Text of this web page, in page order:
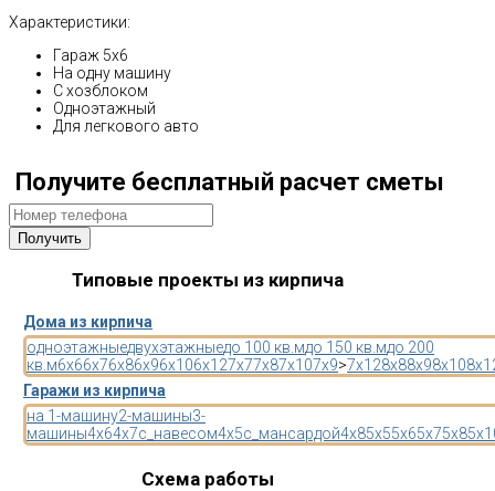
Характеристики:
Гараж 5х6
На одну машину
С хозблоком
Одноэтажный
Для легкового авто
Получите бесплатный расчет сметы
Типовые проекты из кирпича
Дома из кирпича
одноэтажныедвухэтажныедо 100 кв.мдо 150 кв.мдо 200
кв.м6x66x76x86x96x106x127x77x87x107x9>7x128x88x98x10
Гаражи из кирпича
на 1-машину2-машины3-
машины4x64x7с_навесом4x5с_мансардой4x85x55x65x75x8
Схема работы